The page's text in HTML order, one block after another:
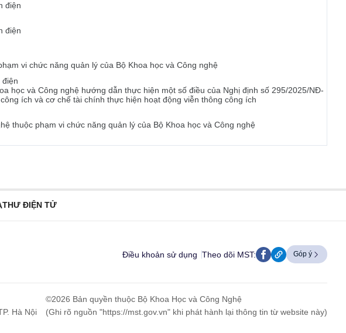
điện
điện
vi chức năng quản lý của Bộ Khoa học và Công nghệ
điện
học và Công nghệ hướng dẫn thực hiện một số điều của Nghị định số 295/2025/NĐ-
ích và cơ chế tài chính thực hiện hoạt động viễn thông công ích
thuộc phạm vi chức năng quản lý của Bộ Khoa học và Công nghệ
THƯ ĐIỆN TỬ
Điều khoản sử dụng Theo dõi MST: Góp ý
Hà Nội
©2026 Bản quyền thuộc Bộ Khoa Học và Công Nghệ
(Ghi rõ nguồn "https://mst.gov.vn" khi phát hành lại thông tin từ website này)